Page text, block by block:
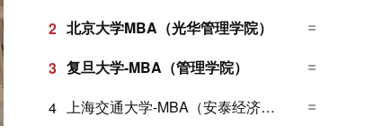
2 北京大学MBA（光华管理学院）
3 复旦大学-MBA（管理学院）
4
上海交通大学-MBA（安泰经济与管理学院）